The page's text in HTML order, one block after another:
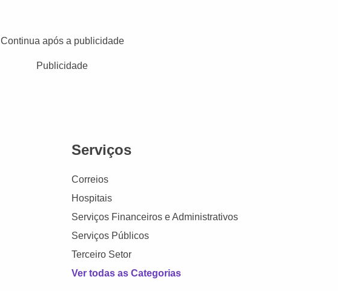
Continua após a publicidade
Publicidade
Serviços
Correios
Hospitais
Serviços Financeiros e Administrativos
Serviços Públicos
Terceiro Setor
Ver todas as Categorias